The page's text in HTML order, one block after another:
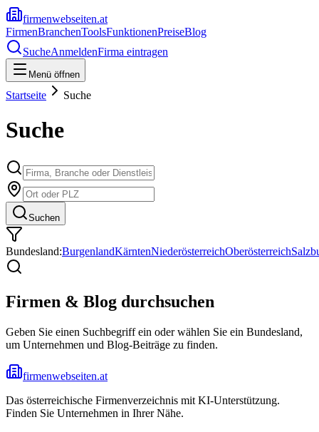
firmenwebseiten.at
FirmenBranchenToolsFunktionenPreiseBlog
SucheAnmeldenFirma eintragen
Menü öffnen
Startseite Suche
Suche
Suchen
Bundesland:BurgenlandKärntenNiederösterreichOberösterreich
Firmen & Blog durchsuchen
Geben Sie einen Suchbegriff ein oder wählen Sie ein Bundesland,
um Unternehmen und Blog-Beiträge zu finden.
firmenwebseiten.at
Das österreichische Firmenverzeichnis mit KI-Unterstützung.
Finden Sie Unternehmen in Ihrer Nähe.